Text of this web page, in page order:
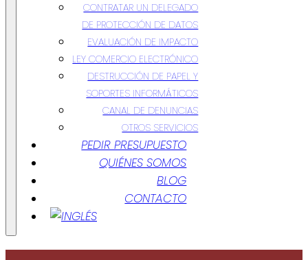
CONTRATAR UN DELEGADO
DE PROTECCIÓN DE DATOS
EVALUACIÓN DE IMPACTO
LEY COMERCIO ELECTRÓNICO
DESTRUCCIÓN DE PAPEL Y
SOPORTES INFORMÁTICOS
CANAL DE DENUNCIAS
OTROS SERVICIOS
PEDIR PRESUPUESTO
QUIÉNES SOMOS
BLOG
CONTACTO